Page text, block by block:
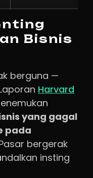
Bisnis
berguna —
Harvard
yang gagal
pada
bergerak
insting